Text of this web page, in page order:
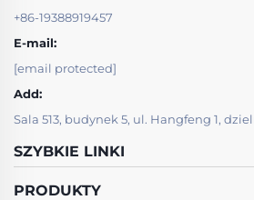
+86-19388919457
E-mail:
[email protected]
Add:
Sala 513, budynek 5, ul. Hangfeng 1,
SZYBKIE LINKI
PRODUKTY